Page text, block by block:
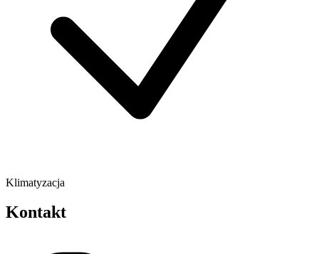
Klimatyzacja
Kontakt